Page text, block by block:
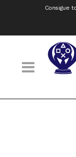
Consigue